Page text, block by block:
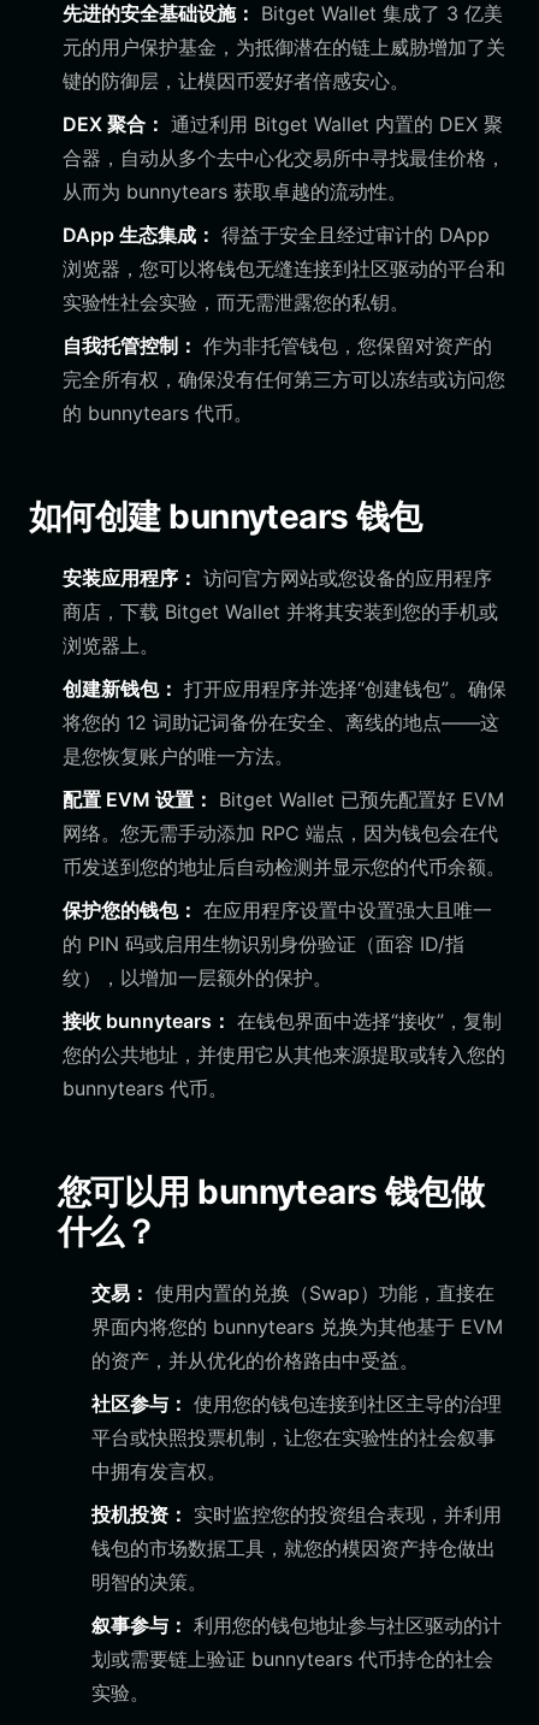
先进的安全基础设施： Bitget Wallet 集成了 3 亿美
元的用户保护基金，为抵御潜在的链上威胁增加了关
键的防御层，让模因币爱好者倍感安心。
DEX 聚合： 通过利用 Bitget Wallet 内置的 DEX 聚
合器，自动从多个去中心化交易所中寻找最佳价格，
从而为 bunnytears 获取卓越的流动性。
DApp 生态集成： 得益于安全且经过审计的 DApp
浏览器，您可以将钱包无缝连接到社区驱动的平台和
实验性社会实验，而无需泄露您的私钥。
自我托管控制： 作为非托管钱包，您保留对资产的
完全所有权，确保没有任何第三方可以冻结或访问您
的 bunnytears 代币。
如何创建 bunnytears 钱包
安装应用程序： 访问官方网站或您设备的应用程序
商店，下载 Bitget Wallet 并将其安装到您的手机或
浏览器上。
创建新钱包： 打开应用程序并选择“创建钱包”。确保
将您的 12 词助记词备份在安全、离线的地点——这
是您恢复账户的唯一方法。
配置 EVM 设置： Bitget Wallet 已预先配置好 EVM
网络。您无需手动添加 RPC 端点，因为钱包会在代
币发送到您的地址后自动检测并显示您的代币余额。
保护您的钱包： 在应用程序设置中设置强大且唯一
的 PIN 码或启用生物识别身份验证（面容 ID/指
纹），以增加一层额外的保护。
接收 bunnytears： 在钱包界面中选择“接收”，复制
您的公共地址，并使用它从其他来源提取或转入您的
bunnytears 代币。
您可以用 bunnytears 钱包做
什么？
交易： 使用内置的兑换（Swap）功能，直接在
界面内将您的 bunnytears 兑换为其他基于 EVM
的资产，并从优化的价格路由中受益。
社区参与： 使用您的钱包连接到社区主导的治理
平台或快照投票机制，让您在实验性的社会叙事
中拥有发言权。
投机投资： 实时监控您的投资组合表现，并利用
钱包的市场数据工具，就您的模因资产持仓做出
明智的决策。
叙事参与： 利用您的钱包地址参与社区驱动的计
划或需要链上验证 bunnytears 代币持仓的社会
实验。